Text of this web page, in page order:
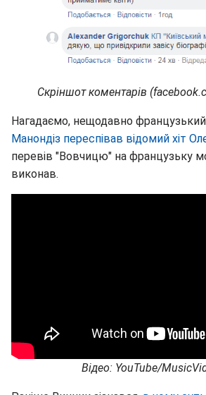
Скріншот коментарів
Нагадаємо, нещодавно французький
Манондіз переспівав відомий хіт
перевів "Вовчицю" на французьку
виконав.
Відео: YouTube/